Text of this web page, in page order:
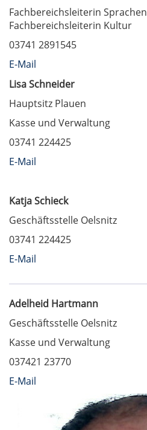
Fachbereichsleiterin Sprachen
Fachbereichsleiterin Kultur
03741 2891545
E-Mail
Lisa Schneider
Hauptsitz Plauen
Kasse und Verwaltung
03741 224425
E-Mail
Katja Schieck
Geschäftsstelle Oelsnitz
03741 224425
E-Mail
Adelheid Hartmann
Geschäftsstelle Oelsnitz
Kasse und Verwaltung
037421 23770
E-Mail